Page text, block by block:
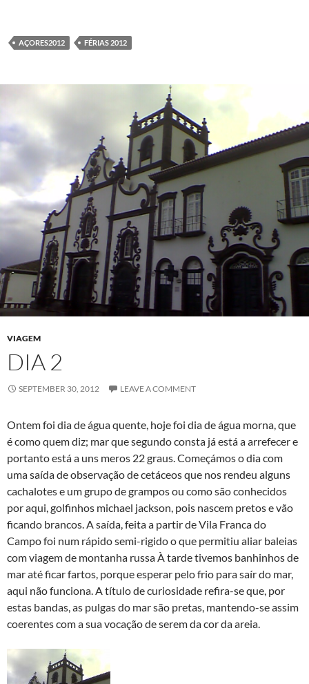
AÇORES2012 FÉRIAS 2012
VIAGEM
DIA 2
SEPTEMBER 30, 2012 LEAVE A COMMENT
Ontem foi dia de água quente, hoje foi dia de água morna, que
é como quem diz; mar que segundo consta já está a arrefecer e
portanto está a uns meros 22 graus. Começámos o dia com
uma saída de observação de cetáceos que nos rendeu alguns
cachalotes e um grupo de grampos ou como são conhecidos
por aqui, golfinhos michael jackson, pois nascem pretos e vão
ficando brancos. A saída, feita a partir de Vila Franca do
Campo foi num rápido semi-rigido o que permitiu aliar baleias
com viagem de montanha russa À tarde tivemos banhinhos de
mar até ficar fartos, porque esperar pelo frio para saír do mar,
aqui não funciona. A título de curiosidade refira-se que, por
estas bandas, as pulgas do mar são pretas, mantendo-se assim
coerentes com a sua vocação de serem da cor da areia.